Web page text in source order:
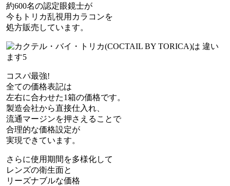
約600名の認定眼鏡士が
今もトリカ乱視用カラコンを
処方販売しています。
コスパ最強!
全ての価格表記は
左右に合わせた1箱の価格です。
製造会社から直接仕入れ、
流通マージンを押さえることで
合理的な価格設定が
実現できています。
さらに使用期間を多様化して
レンズの衛生面と
リーズナブルな価格